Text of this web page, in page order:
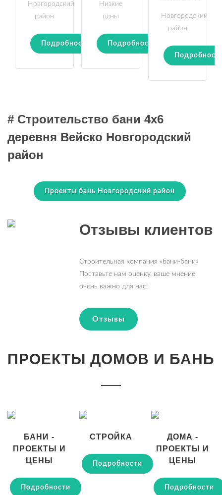
Новгородский
район
Подробности
Низкие
цены
Подробности
Новгородский
район
# Строительство бани 4х6
деревня Вейско Новгородский
район
Проекты бань Новгородский район
Отзывы клиентов
Строительная компания «бани-бани»
Поставьте нам оценку, ваше мнение
очень важно для нас!
Отзывы
ПРОЕКТЫ ДОМОВ И БАНЬ
БАНИ -
ПРОЕКТЫ И
ЦЕНЫ
Подробности
СТРОЙКА
Подробности
ДОМА -
ПРОЕКТЫ И
ЦЕНЫ
Подробности